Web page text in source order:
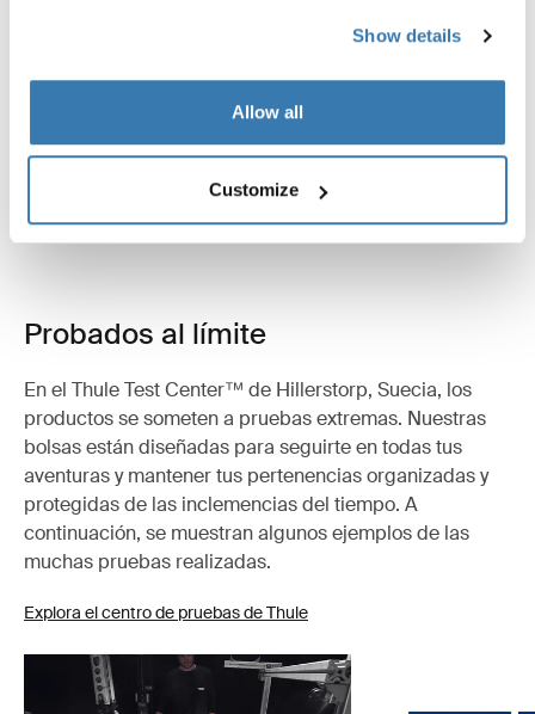
Show details
Allow all
Customize
Todas las características
Toggle techspec
Especificaciones técnicas
Probados al límite
En el Thule Test Center™ de Hillerstorp, Suecia, los
productos se someten a pruebas extremas. Nuestras
bolsas están diseñadas para seguirte en todas tus
aventuras y mantener tus pertenencias organizadas y
protegidas de las inclemencias del tiempo. A
continuación, se muestran algunos ejemplos de las
muchas pruebas realizadas.
Explora el centro de pruebas de Thule